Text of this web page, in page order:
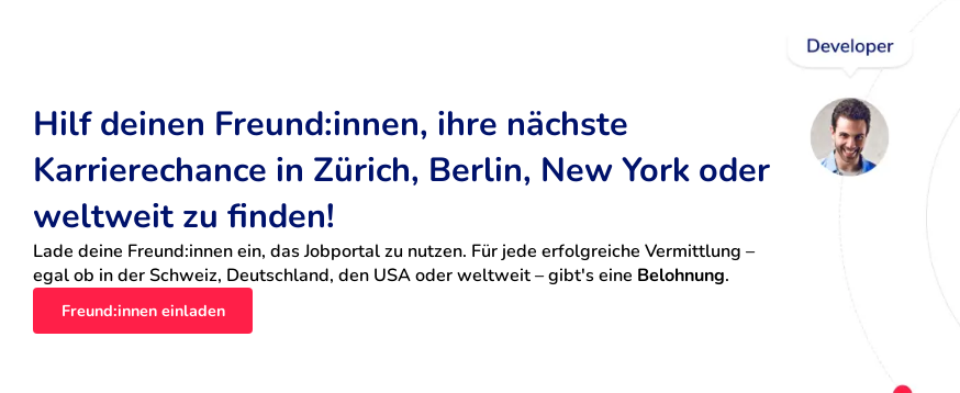
Hilf deinen Freund:innen, ihre nächste
Karrierechance in Zürich, Berlin, New York oder
weltweit zu finden!
Lade deine Freund:innen ein, das Jobportal zu nutzen. Für jede erfolgreiche Vermittlung –
egal ob in der Schweiz, Deutschland, den USA oder weltweit – gibt's eine Belohnung.
Freund:innen einladen